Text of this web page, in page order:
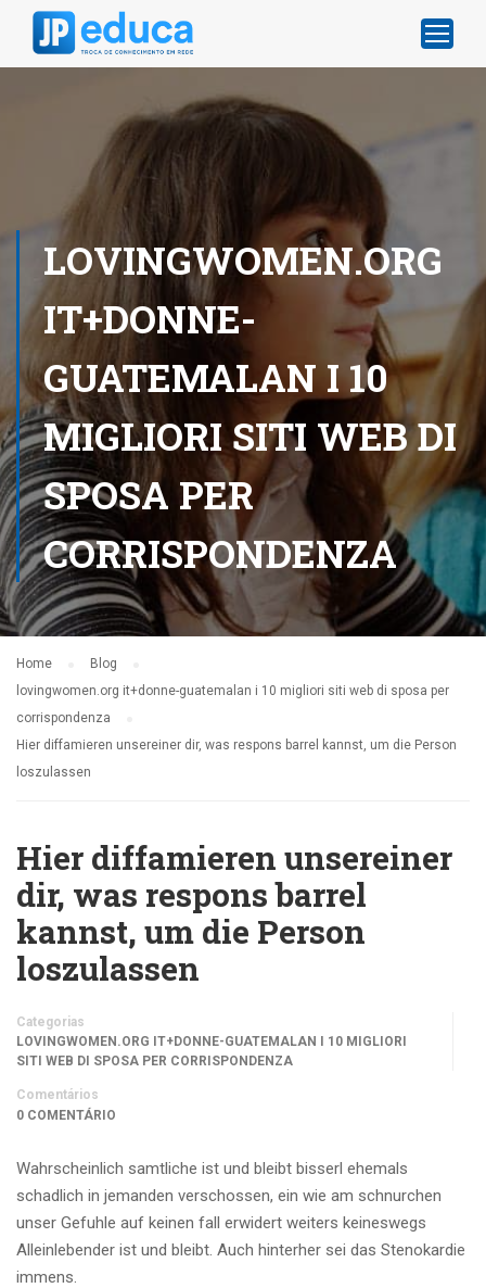
LOVINGWOMEN.ORG
IT+DONNE-
GUATEMALAN I 10
MIGLIORI SITI WEB DI
SPOSA PER
CORRISPONDENZA
Home
Blog
lovingwomen.org it+donne-guatemalan i 10 migliori siti web di sposa per
corrispondenza
Hier diffamieren unsereiner dir, was respons barrel kannst, um die Person
loszulassen
Hier diffamieren unsereiner
dir, was respons barrel
kannst, um die Person
loszulassen
Categorias
LOVINGWOMEN.ORG IT+DONNE-GUATEMALAN I 10 MIGLIORI
SITI WEB DI SPOSA PER CORRISPONDENZA
Comentários
0 COMENTÁRIO
Wahrscheinlich samtliche ist und bleibt bisserl ehemals
schadlich in jemanden verschossen, ein wie am schnurchen
unser Gefuhle auf keinen fall erwidert weiters keineswegs
Alleinlebender ist und bleibt. Auch hinterher sei das Stenokardie
immens.